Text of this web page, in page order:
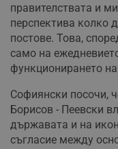
правителствата и
перспектива колко
постове. Това,
само на
функционирането
Софиянски посочи,
Борисов - Пеевски
държавата и на
съгласие между